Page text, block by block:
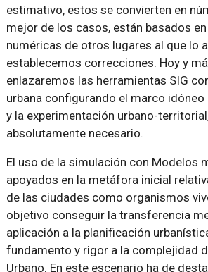
estimativo, estos se convierten en
mejor de los casos, están basados
numéricas de otros lugares al que lo
establecemos correcciones. Hoy y
enlazaremos las herramientas SIG
urbana configurando el marco
y la experimentación urbano-
absolutamente necesario.
El uso de la simulación con Modelos
apoyados en la metáfora inicial
de las ciudades como organismos
objetivo conseguir la transferencia
aplicación a la planificación
fundamento y rigor a la complejidad
Urbano. En este escenario ha de